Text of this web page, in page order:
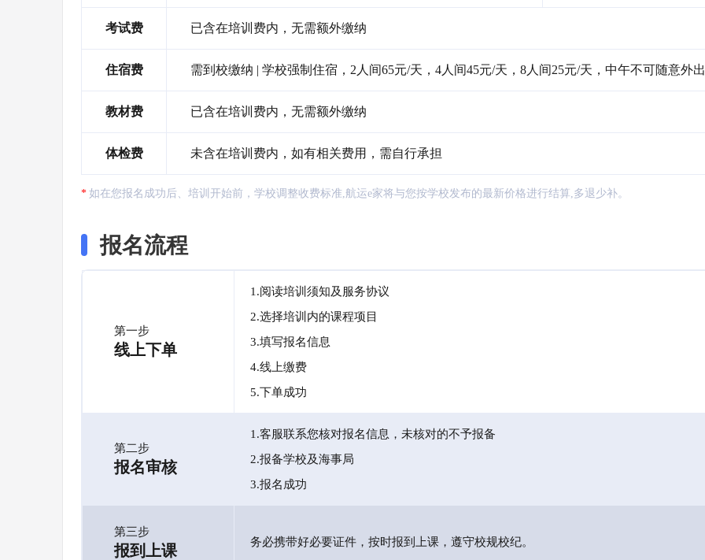
考试费 已含在培训费内，无需额外缴纳
住宿费 需到校缴纳 | 学校强制住宿，2人间65元/天，4人间45元/天，8人间25元/天，中午不可随意外出
教材费 已含在培训费内，无需额外缴纳
体检费 未含在培训费内，如有相关费用，需自行承担
如在您报名成功后、培训开始前，学校调整收费标准,航运e家将与您按学校发布的最新价格进行结算,多退少补。
报名流程
第一步
线上下单
1.阅读培训须知及服务协议
2.选择培训内的课程项目
3.填写报名信息
4.线上缴费
5.下单成功
第二步
报名审核
1.客服联系您核对报名信息，未核对的不予报备
2.报备学校及海事局
3.报名成功
第三步
报到上课 务必携带好必要证件，按时报到上课，遵守校规校纪。